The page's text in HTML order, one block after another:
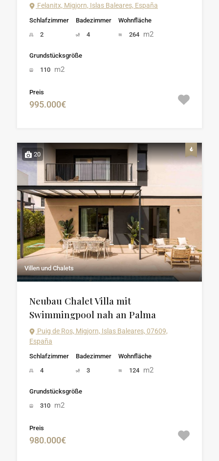
Felanitx, Migjorn, Islas Baleares, España
Schlafzimmer
2
Badezimmer
4
Wohnfläche
264 m2
Grundstücksgröße
110 m2
Preis
995.000€
20
Villen und Chalets
Neubau Chalet Villa mit
Swimmingpool nah an Palma
Puig de Ros, Migjorn, Islas Baleares, 07609,
España
Schlafzimmer
4
Badezimmer
3
Wohnfläche
124 m2
Grundstücksgröße
310 m2
Preis
980.000€